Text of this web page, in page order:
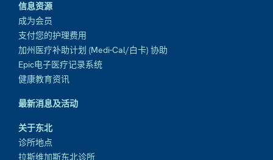
信息资源
成为会员
支付您的护理费用
加州医疗补助计划 (Medi-Cal/白卡) 协助
Epic电子医疗记录系统
健康教育资讯
最新消息及活动
关于东北
诊所地点
拉斯维加斯东北诊所